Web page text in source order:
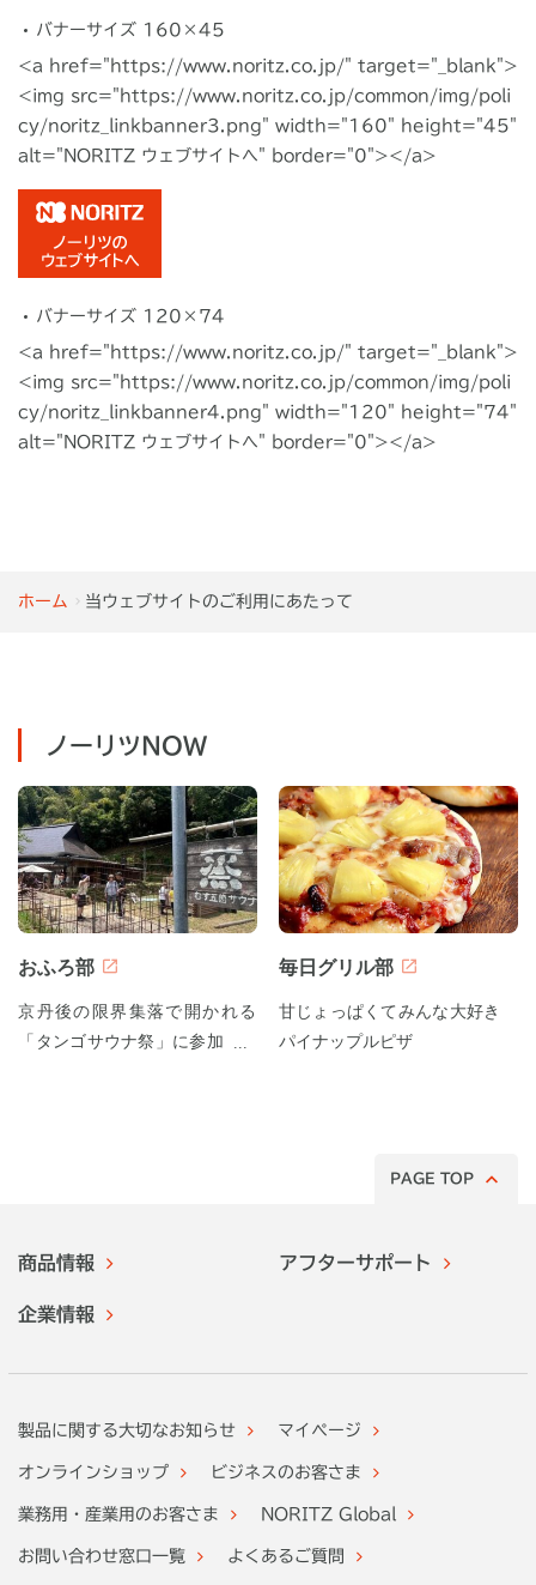
ホーム 当ウェブサイトのご利用にあたって
バナーサイズ 160×45
<a href="https://www.noritz.co.jp/" target="_blank">
<img src="https://www.noritz.co.jp/common/img/poli
cy/noritz_linkbanner3.png" width="160" height="45"
alt="NORITZ ウェブサイトへ" border="0"></a>
バナーサイズ 120×74
<a href="https://www.noritz.co.jp/" target="_blank">
<img src="https://www.noritz.co.jp/common/img/poli
cy/noritz_linkbanner4.png" width="120" height="74"
alt="NORITZ ウェブサイトへ" border="0"></a>
ノーリツNOW
おふろ部
京丹後の限界集落で開かれる
「タンゴサウナ祭」に参加して
毎日グリル部
甘じょっぱくてみんな大好き
パイナップルピザ
PAGE TOP
商品情報 アフターサポート
企業情報
製品に関する大切なお知らせ マイページ
オンラインショップ ビジネスのお客さま
業務用・産業用のお客さま NORITZ Global
お問い合わせ窓口一覧 よくあるご質問